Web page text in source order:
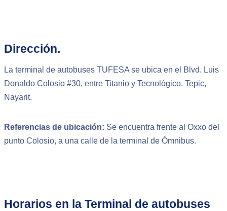
Dirección.
La terminal de autobuses TUFESA se ubica en el Blvd. Luis
Donaldo Colosio #30, entre Titanio y Tecnológico. Tepic,
Nayarit.
Referencias de ubicación: Se encuentra frente al Oxxo del
punto Colosio, a una calle de la terminal de Ómnibus.
Horarios en la Terminal de autobuses